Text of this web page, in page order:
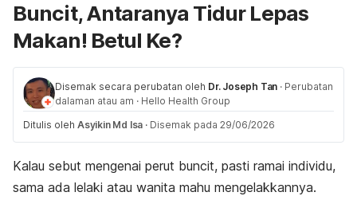
Buncit, Antaranya Tidur Lepas
Makan! Betul Ke?
Disemak secara perubatan oleh Dr. Joseph Tan · Perubatan
dalaman atau am · Hello Health Group
Ditulis oleh Asyikin Md Isa · Disemak pada 29/06/2026
Kalau sebut mengenai perut buncit, pasti ramai individu,
sama ada lelaki atau wanita mahu mengelakkannya.